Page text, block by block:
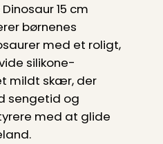
15 cm
børnenes
med et roligt,
silikone-
mildt skær, der
sengetid og
med at glide